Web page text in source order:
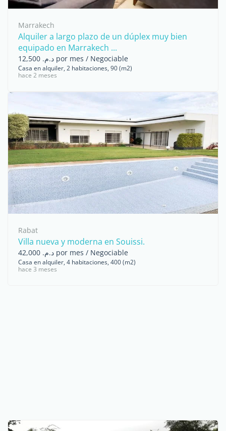
Marrakech
Alquiler a largo plazo de un dúplex muy bien
equipado en Marrakech ...
د.م. 12,500 por mes / Negociable
Casa en alquiler, 2 habitaciones, 90 (m2)
hace 2 meses
Rabat
Villa nueva y moderna en Souissi.
د.م. 42,000 por mes / Negociable
Casa en alquiler, 4 habitaciones, 400 (m2)
hace 3 meses